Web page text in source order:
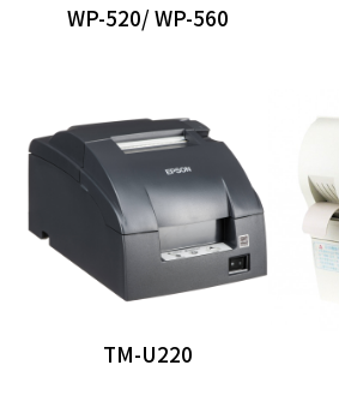
收銀錢櫃
掃描器
刷卡槽/可程式鍵盤
WP-520/ WP-560
TM-U220